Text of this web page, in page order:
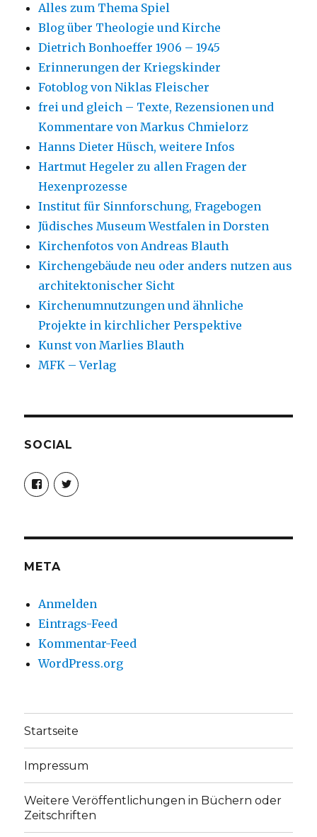
Alles zum Thema Spiel
Blog über Theologie und Kirche
Dietrich Bonhoeffer 1906 – 1945
Erinnerungen der Kriegskinder
Fotoblog von Niklas Fleischer
frei und gleich – Texte, Rezensionen und
Kommentare von Markus Chmielorz
Hanns Dieter Hüsch, weitere Infos
Hartmut Hegeler zu allen Fragen der
Hexenprozesse
Institut für Sinnforschung, Fragebogen
Jüdisches Museum Westfalen in Dorsten
Kirchenfotos von Andreas Blauth
Kirchengebäude neu oder anders nutzen aus
architektonischer Sicht
Kirchenumnutzungen und ähnliche
Projekte in kirchlicher Perspektive
Kunst von Marlies Blauth
MFK – Verlag
SOCIAL
Profil
von
christoph.fleischer1
anzeigen
Profil
von
anzeigen
META
Anmelden
Eintrags-Feed
Kommentar-Feed
WordPress.org
Startseite
Impressum
Weitere Veröffentlichungen in Büchern oder
Zeitschriften